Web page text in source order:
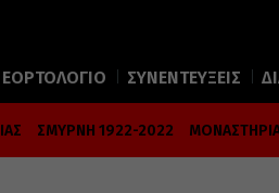
ΕΟΡΤΟΛΟΓΙΟ ΣΥΝΕΝΤΕΥΞΕΙΣ
ΣΜΥΡΝΗ 1922-2022